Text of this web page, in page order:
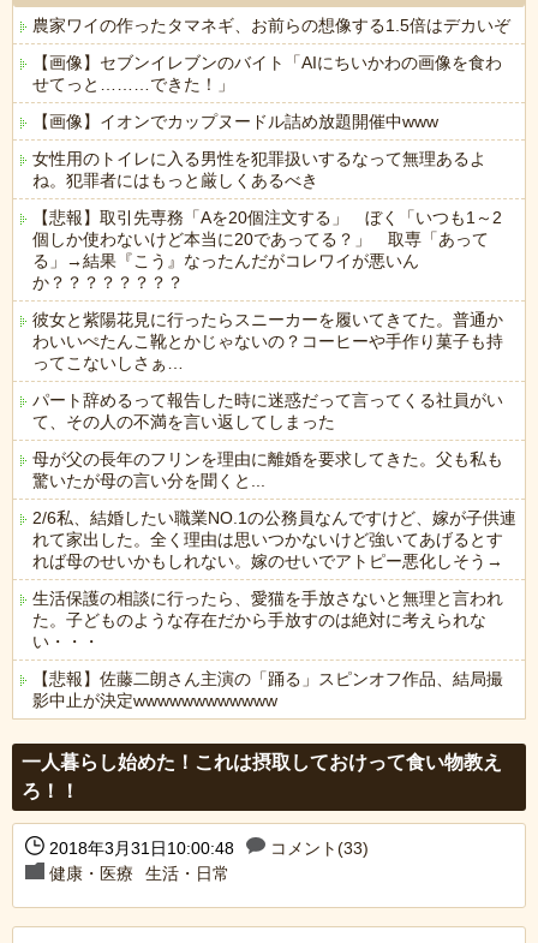
農家ワイの作ったタマネギ、お前らの想像する1.5倍はデカいぞ
【画像】セブンイレブンのバイト「AIにちいかわの画像を食わ
せてっと………できた！」
【画像】イオンでカップヌードル詰め放題開催中www
女性用のトイレに入る男性を犯罪扱いするなって無理あるよ
ね。犯罪者にはもっと厳しくあるべき
【悲報】取引先専務「Aを20個注文する」 ぼく「いつも1～2
個しか使わないけど本当に20であってる？」 取専「あって
る」→結果『こう』なったんだがコレワイが悪いん
か？？？？？？？？
彼女と紫陽花見に行ったらスニーカーを履いてきてた。普通か
わいいぺたんこ靴とかじゃないの？コーヒーや手作り菓子も持
ってこないしさぁ…
パート辞めるって報告した時に迷惑だって言ってくる社員がい
て、その人の不満を言い返してしまった
母が父の長年のフリンを理由に離婚を要求してきた。父も私も
驚いたが母の言い分を聞くと...
2/6私、結婚したい職業NO.1の公務員なんですけど、嫁が子供連
れて家出した。全く理由は思いつかないけど強いてあげるとす
れば母のせいかもしれない。嫁のせいでアトピー悪化しそう→
生活保護の相談に行ったら、愛猫を手放さないと無理と言われ
た。子どものような存在だから手放すのは絶対に考えられな
い・・・
【悲報】佐藤二朗さん主演の「踊る」スピンオフ作品、結局撮
影中止が決定wwwwwwwwwwww
一人暮らし始めた！これは摂取しておけって食い物教え
ろ！！
2018年3月31日10:00:48
コメント(33)
健康・医療
生活・日常